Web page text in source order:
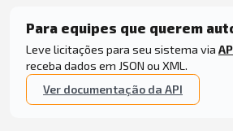
Para equipes que querem
Leve licitações para seu sistema via
receba dados em JSON ou XML.
Ver documentação da API